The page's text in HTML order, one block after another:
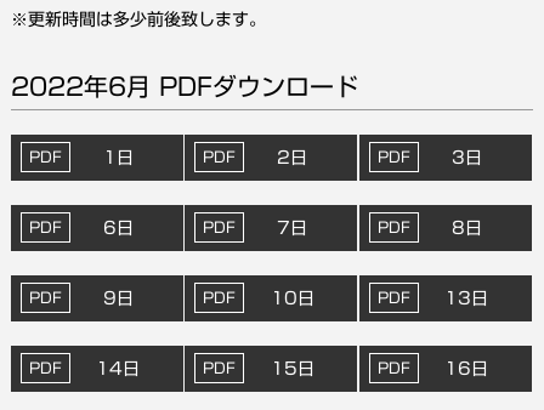
更新時間は多少前後致します。
2022年6月 PDFダウンロード
1日 2日 3日
6日 7日 8日
9日 10日 13日
14日 15日 16日